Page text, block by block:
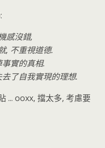
感沒錯,
, 不重視道德.
實的真相.
了自我實現的理想.
... ooxx, 擋太多, 考慮要